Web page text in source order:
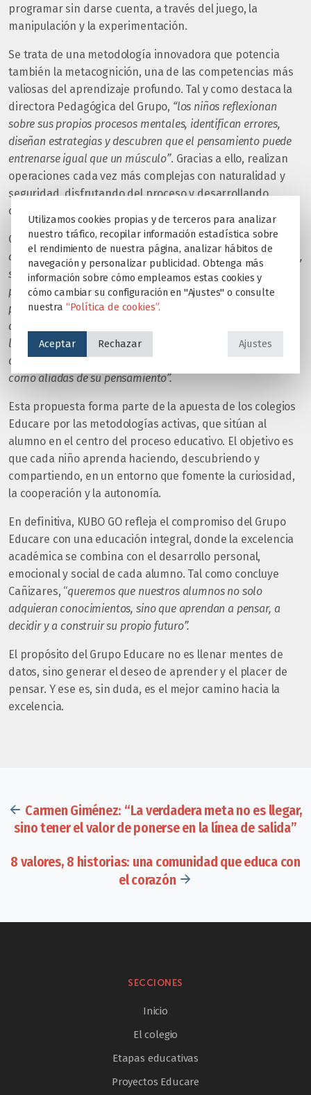
programar sin darse cuenta, a través del juego, la
manipulación y la experimentación.
Se trata de una metodología innovadora que potencia
también la metacognición, una de las competencias más
valiosas del aprendizaje profundo. Tal y como destaca la
directora Pedagógica del Grupo, “los niños reflexionan
sobre sus propios procesos mentales, identifican errores,
diseñan estrategias y descubren que el pensamiento puede
entrenarse igual que un músculo”. Gracias a ello, realizan
operaciones cada vez más complejas con naturalidad y
seguridad, disfrutando del proceso y desarrollando
confianza en sus propias capacidades.
Cañizares subraya que“en Educare creemos firmemente
que la tecnología tiene un papel importante en la educación,
siempre que se utilice con sentido pedagógico, equilibrio y
propósito. Por este motivo, KUBO GO no excluye las
pantallas, sino que prepara para su uso consciente,
ayudando a los alumnos a pensar antes de interactuar con
la tecnología. Aprenden a ser usuarios críticos, reflexivos y
creativos, capaces de utilizar las herramientas digitales
como aliadas de su pensamiento”.
Esta propuesta forma parte de la apuesta de los colegios
Educare por las metodologías activas, que sitúan al
alumno en el centro del proceso educativo. El objetivo es
que cada niño aprenda haciendo, descubriendo y
compartiendo, en un entorno que fomente la curiosidad,
la cooperación y la autonomía.
En definitiva, KUBO GO refleja el compromiso del Grupo
Educare con una educación integral, donde la excelencia
académica se combina con el desarrollo personal,
emocional y social de cada alumno. Tal como concluye
Cañizares, “queremos que nuestros alumnos no solo
adquieran conocimientos, sino que aprendan a pensar, a
decidir y a construir su propio futuro”.
El propósito del Grupo Educare no es llenar mentes de
datos, sino generar el deseo de aprender y el placer de
pensar. Y ese es, sin duda, es el mejor camino hacia la
excelencia.
Carmen Giménez: “La verdadera meta no es llegar,
sino tener el valor de ponerse en la línea de salida”
8 valores, 8 historias: una comunidad que educa con
el corazón
SECCIONES
Inicio
El colegio
Etapas educativas
Proyectos Educare
Utilizamos cookies propias y de terceros para analizar
nuestro tráfico, recopilar información estadística sobre
el rendimiento de nuestra página, analizar hábitos de
navegación y personalizar publicidad. Obtenga más
información sobre cómo empleamos estas cookies y
cómo cambiar su configuración en "Ajustes" o consulte
nuestra “Política de cookies”.
Aceptar Rechazar Ajustes